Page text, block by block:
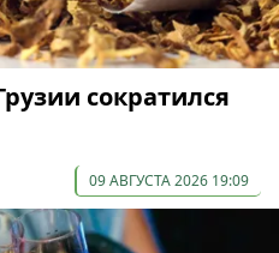
сократился
09 АВГУСТА 2026 19:09